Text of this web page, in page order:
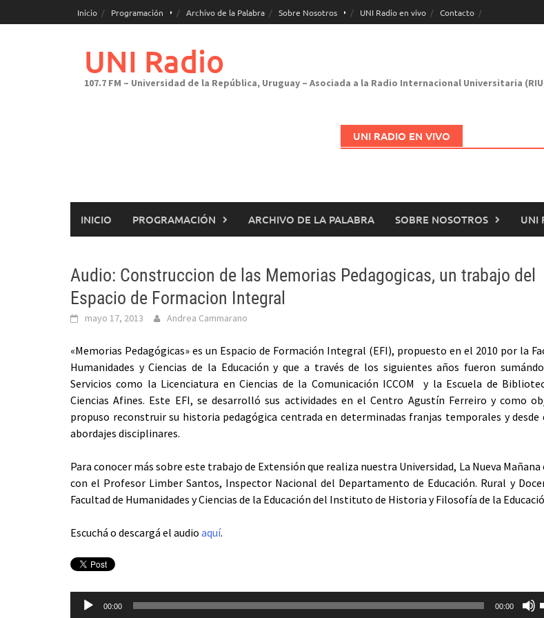
al
Inicio Programación Archivo de la Palabra Sobre Nosotros UNI Radio en vivo Contacto
UNI Radio
107.7 FM – Universidad de la República, Uruguay – Asociada a la Radio Internacional Universitaria
UNI RADIO EN VIVO
INICIO PROGRAMACIÓN ARCHIVO DE LA PALABRA SOBRE NOSOTROS UNI
Audio: Construccion de las Memorias Pedagogicas, un trabajo del
Espacio de Formacion Integral
mayo 17, 2013 Andrea Cammarano
«Memorias Pedagógicas» es un Espacio de Formación Integral (EFI), propuesto en el 2010 por la
Humanidades y Ciencias de la Educación y que a través de los siguientes años fueron
Servicios como la Licenciatura en Ciencias de la Comunicación ICCOM y la Escuela de
Ciencias Afines. Este EFI, se desarrolló sus actividades en el Centro Agustín Ferreiro y como
propuso reconstruir su historia pedagógica centrada en determinadas franjas temporales y
abordajes disciplinares.
Para conocer más sobre este trabajo de Extensión que realiza nuestra Universidad, La Nueva Mañana
con el Profesor Limber Santos, Inspector Nacional del Departamento de Educación. Rural y
Facultad de Humanidades y Ciencias de la Educación del Instituto de Historia y Filosofía de la
Escuchá o descargá el audio aquí.
Reproductor
00:00 00:00